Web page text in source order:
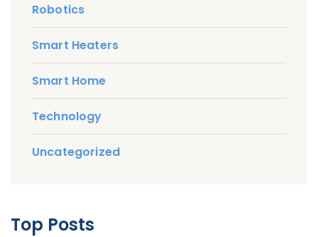
Robotics
Smart Heaters
Smart Home
Technology
Uncategorized
Top Posts